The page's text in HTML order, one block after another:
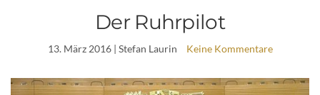
Der Ruhrpilot
13. März 2016| Stefan Laurin Keine Kommentare